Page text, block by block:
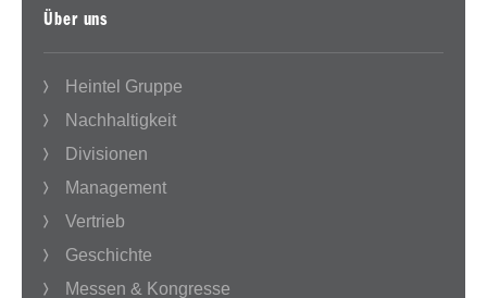
Über uns
Heintel Gruppe
Nachhaltigkeit
Divisionen
Management
Vertrieb
Geschichte
Messen & Kongresse